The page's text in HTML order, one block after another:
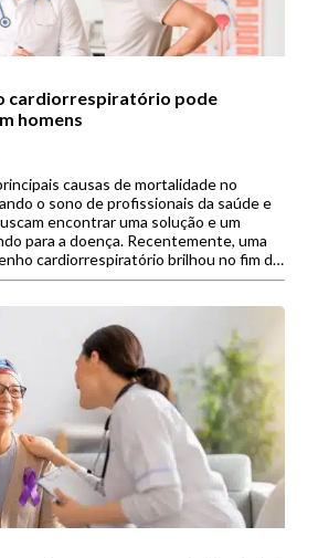
cardiorrespiratório pode
homens
causas de mortalidade no
o sono de profissionais da saúde e
encontrar uma solução e um
para a doença. Recentemente, uma
cardiorrespiratório brilhou no fim do
vai entender o porquê. O […]